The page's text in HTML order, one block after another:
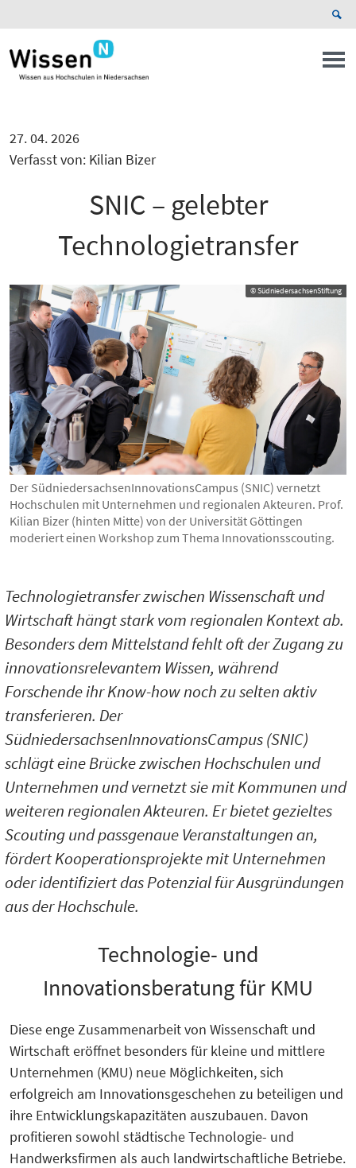
27. 04. 2026
Verfasst von: Kilian Bizer
SNIC – gelebter
Technologietransfer
© SüdniedersachsenStiftung
Der SüdniedersachsenInnovationsCampus (SNIC) vernetzt
Hochschulen mit Unternehmen und regionalen Akteuren. Prof.
Kilian Bizer (hinten Mitte) von der Universität Göttingen
moderiert einen Workshop zum Thema Innovationsscouting.
Technologietransfer zwischen Wissenschaft und
Wirtschaft hängt stark vom regionalen Kontext ab.
Besonders dem Mittelstand fehlt oft der Zugang zu
innovationsrelevantem Wissen, während
Forschende ihr Know-how noch zu selten aktiv
transferieren. Der
SüdniedersachsenInnovationsCampus (SNIC)
schlägt eine Brücke zwischen Hochschulen und
Unternehmen und vernetzt sie mit Kommunen und
weiteren regionalen Akteuren. Er bietet gezieltes
Scouting und passgenaue Veranstaltungen an,
fördert Kooperationsprojekte mit Unternehmen
oder identifiziert das Potenzial für Ausgründungen
aus der Hochschule.
Technologie- und
Innovationsberatung für KMU
Diese enge Zusammenarbeit von Wissenschaft und
Wirtschaft eröffnet besonders für kleine und mittlere
Unternehmen (KMU) neue Möglichkeiten, sich
erfolgreich am Innovationsgeschehen zu beteiligen und
ihre Entwicklungskapazitäten auszubauen. Davon
profitieren sowohl städtische Technologie- und
Handwerksfirmen als auch landwirtschaftliche Betriebe.